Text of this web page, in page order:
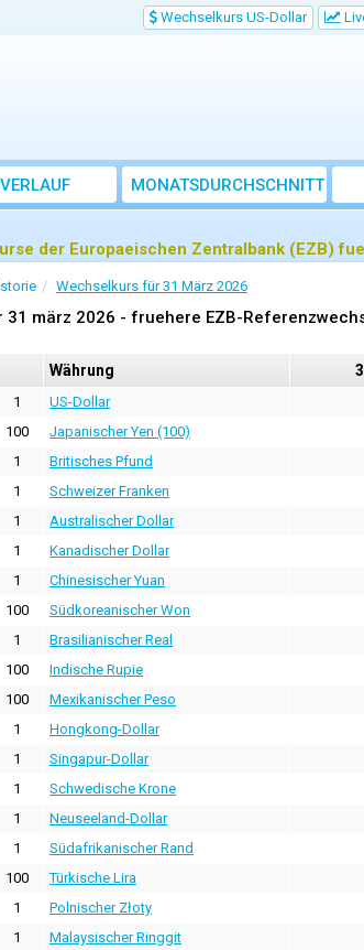
Wechselkurs US-Dollar
MONATSDURCHSCHNITT
der Europaeischen Zentralbank (EZB)
Wechselkurs für 31 März 2026
31 märz 2026 - fruehere EZB-
Währung
1 US-Dollar
100 Japanischer Yen (100)
1 Britisches Pfund
1 Schweizer Franken
1 Australischer Dollar
1 Kanadischer Dollar
1 Chinesischer Yuan
100 Südkoreanischer Won
1 Brasilianischer Real
100 Indische Rupie
100 Mexikanischer Peso
1 Hongkong-Dollar
1 Singapur-Dollar
1 Schwedische Krone
1 Neuseeland-Dollar
1 Südafrikanischer Rand
100 Türkische Lira
1 Polnischer Złoty
1 Malaysischer Ringgit